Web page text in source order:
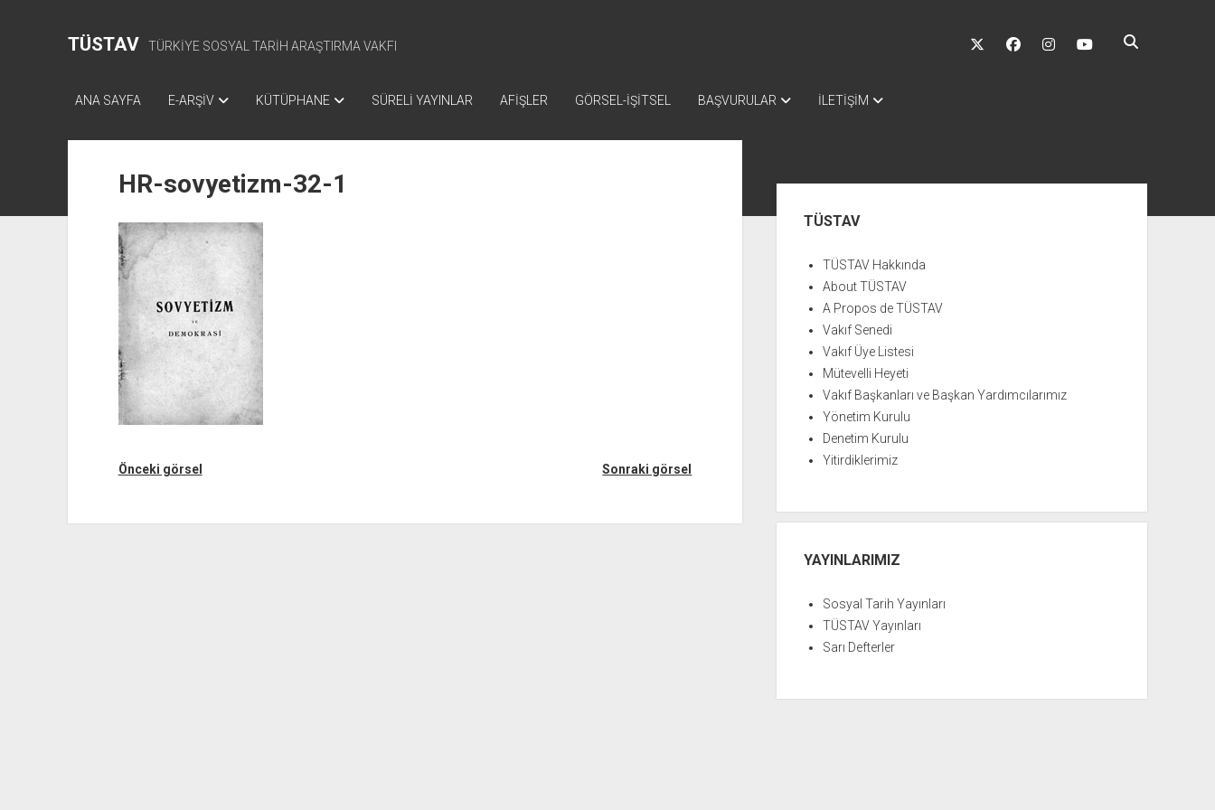
TÜSTAV TÜRKİYE SOSYAL TARİH ARAŞTIRMA VAKFI
twitter facebookinstagramyoutube
ANA SAYFA E-ARŞİV KÜTÜPHANE SÜRELİ YAYINLAR AFİŞLER GÖRSEL-İŞİTSEL BAŞVURULAR İLETİŞİM
HR-sovyetizm-32-1
Önceki görsel Sonraki görsel
MenüTÜSTAV
TÜSTAV Hakkında
About TÜSTAV
A Propos de TÜSTAV
Vakıf Senedi
Vakıf Üye Listesi
Mütevelli Heyeti
Vakıf Başkanları ve Başkan Yardımcılarımız
Yönetim Kurulu
Denetim Kurulu
Yitirdiklerimiz
YAYINLARIMIZ
Sosyal Tarih Yayınları
TÜSTAV Yayınları
Sarı Defterler